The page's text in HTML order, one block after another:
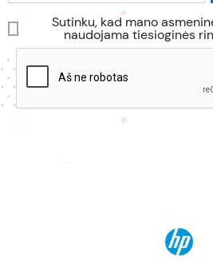
Sutinku, kad mano
naudojama tiesioginės